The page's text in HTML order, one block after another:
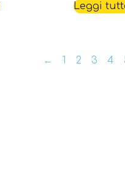
Leggi
← 1 2 3 4